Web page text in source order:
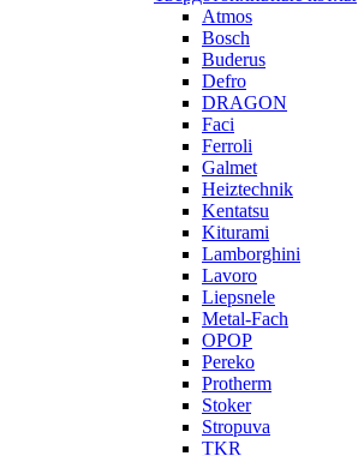
Atmos
Bosch
Buderus
Defro
DRAGON
Faci
Ferroli
Galmet
Heiztechnik
Kentatsu
Kiturami
Lamborghini
Lavoro
Liepsnele
Metal-Fach
OPOP
Pereko
Protherm
Stoker
Stropuva
TKR